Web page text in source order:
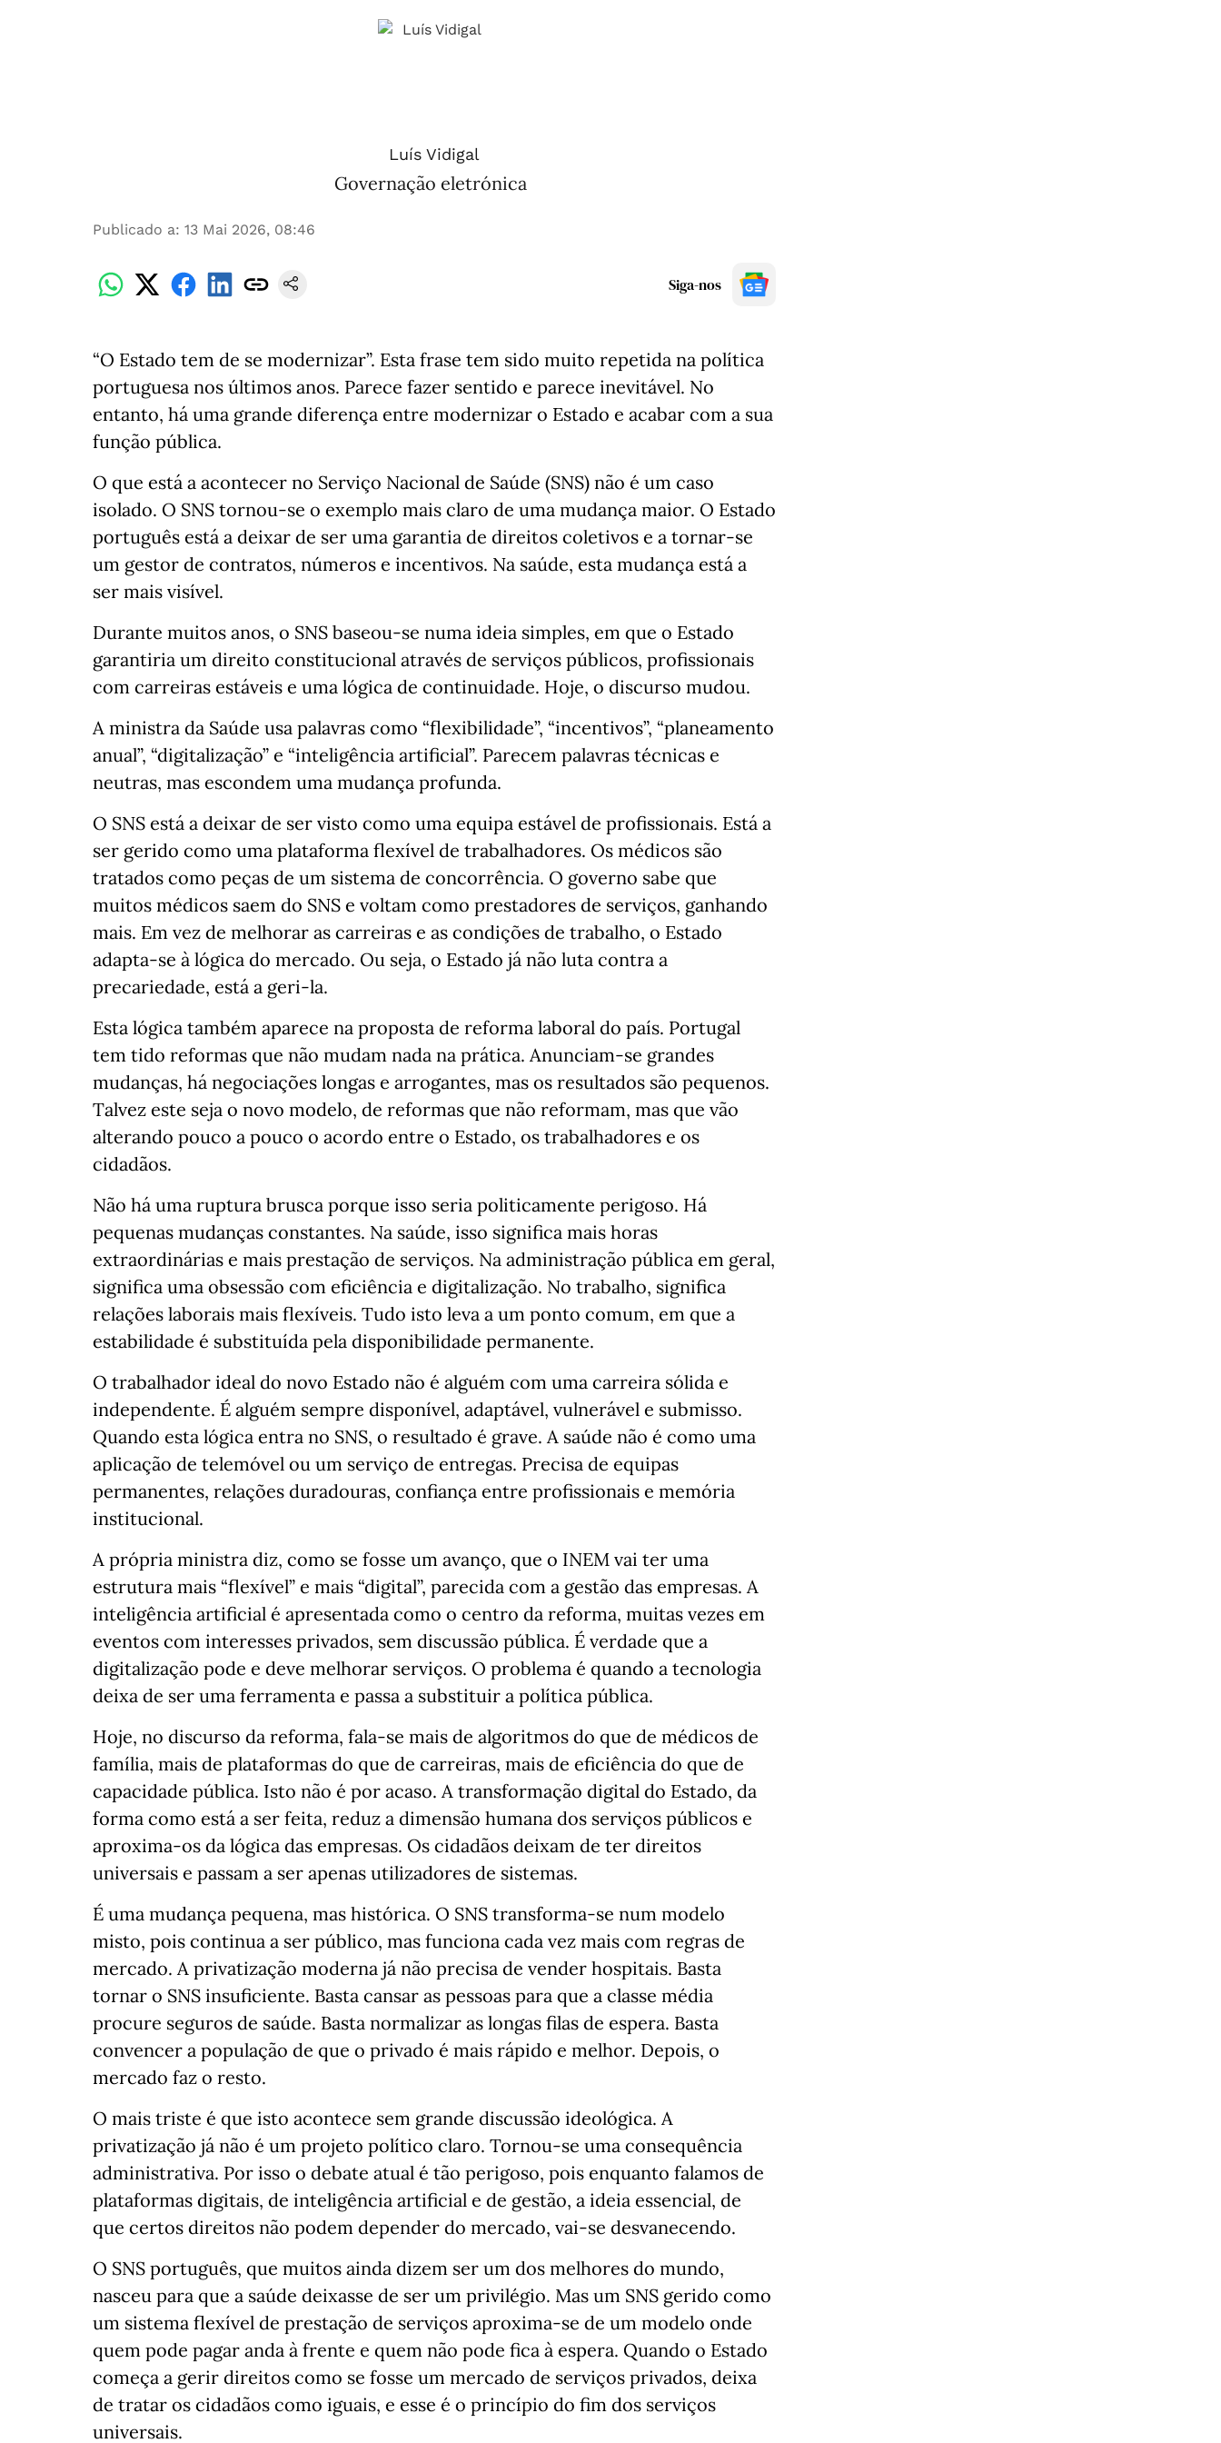
Luís Vidigal
Governação eletrónica
Publicado a: 13 Mai 2026, 08:46
Siga-nos
“O Estado tem de se modernizar”. Esta frase tem sido muito repetida na política
portuguesa nos últimos anos. Parece fazer sentido e parece inevitável. No
entanto, há uma grande diferença entre modernizar o Estado e acabar com a sua
função pública.
O que está a acontecer no Serviço Nacional de Saúde (SNS) não é um caso
isolado. O SNS tornou-se o exemplo mais claro de uma mudança maior. O Estado
português está a deixar de ser uma garantia de direitos coletivos e a tornar-se
um gestor de contratos, números e incentivos. Na saúde, esta mudança está a
ser mais visível.
Durante muitos anos, o SNS baseou-se numa ideia simples, em que o Estado
garantiria um direito constitucional através de serviços públicos, profissionais
com carreiras estáveis e uma lógica de continuidade. Hoje, o discurso mudou.
A ministra da Saúde usa palavras como “flexibilidade”, “incentivos”, “planeamento
anual”, “digitalização” e “inteligência artificial”. Parecem palavras técnicas e
neutras, mas escondem uma mudança profunda.
O SNS está a deixar de ser visto como uma equipa estável de profissionais. Está a
ser gerido como uma plataforma flexível de trabalhadores. Os médicos são
tratados como peças de um sistema de concorrência. O governo sabe que
muitos médicos saem do SNS e voltam como prestadores de serviços, ganhando
mais. Em vez de melhorar as carreiras e as condições de trabalho, o Estado
adapta-se à lógica do mercado. Ou seja, o Estado já não luta contra a
precariedade, está a geri-la.
Esta lógica também aparece na proposta de reforma laboral do país. Portugal
tem tido reformas que não mudam nada na prática. Anunciam-se grandes
mudanças, há negociações longas e arrogantes, mas os resultados são pequenos.
Talvez este seja o novo modelo, de reformas que não reformam, mas que vão
alterando pouco a pouco o acordo entre o Estado, os trabalhadores e os
cidadãos.
Não há uma ruptura brusca porque isso seria politicamente perigoso. Há
pequenas mudanças constantes. Na saúde, isso significa mais horas
extraordinárias e mais prestação de serviços. Na administração pública em geral,
significa uma obsessão com eficiência e digitalização. No trabalho, significa
relações laborais mais flexíveis. Tudo isto leva a um ponto comum, em que a
estabilidade é substituída pela disponibilidade permanente.
O trabalhador ideal do novo Estado não é alguém com uma carreira sólida e
independente. É alguém sempre disponível, adaptável, vulnerável e submisso.
Quando esta lógica entra no SNS, o resultado é grave. A saúde não é como uma
aplicação de telemóvel ou um serviço de entregas. Precisa de equipas
permanentes, relações duradouras, confiança entre profissionais e memória
institucional.
A própria ministra diz, como se fosse um avanço, que o INEM vai ter uma
estrutura mais “flexível” e mais “digital”, parecida com a gestão das empresas. A
inteligência artificial é apresentada como o centro da reforma, muitas vezes em
eventos com interesses privados, sem discussão pública. É verdade que a
digitalização pode e deve melhorar serviços. O problema é quando a tecnologia
deixa de ser uma ferramenta e passa a substituir a política pública.
Hoje, no discurso da reforma, fala-se mais de algoritmos do que de médicos de
família, mais de plataformas do que de carreiras, mais de eficiência do que de
capacidade pública. Isto não é por acaso. A transformação digital do Estado, da
forma como está a ser feita, reduz a dimensão humana dos serviços públicos e
aproxima-os da lógica das empresas. Os cidadãos deixam de ter direitos
universais e passam a ser apenas utilizadores de sistemas.
É uma mudança pequena, mas histórica. O SNS transforma-se num modelo
misto, pois continua a ser público, mas funciona cada vez mais com regras de
mercado. A privatização moderna já não precisa de vender hospitais. Basta
tornar o SNS insuficiente. Basta cansar as pessoas para que a classe média
procure seguros de saúde. Basta normalizar as longas filas de espera. Basta
convencer a população de que o privado é mais rápido e melhor. Depois, o
mercado faz o resto.
O mais triste é que isto acontece sem grande discussão ideológica. A
privatização já não é um projeto político claro. Tornou-se uma consequência
administrativa. Por isso o debate atual é tão perigoso, pois enquanto falamos de
plataformas digitais, de inteligência artificial e de gestão, a ideia essencial, de
que certos direitos não podem depender do mercado, vai-se desvanecendo.
O SNS português, que muitos ainda dizem ser um dos melhores do mundo,
nasceu para que a saúde deixasse de ser um privilégio. Mas um SNS gerido como
um sistema flexível de prestação de serviços aproxima-se de um modelo onde
quem pode pagar anda à frente e quem não pode fica à espera. Quando o Estado
começa a gerir direitos como se fosse um mercado de serviços privados, deixa
de tratar os cidadãos como iguais, e esse é o princípio do fim dos serviços
universais.